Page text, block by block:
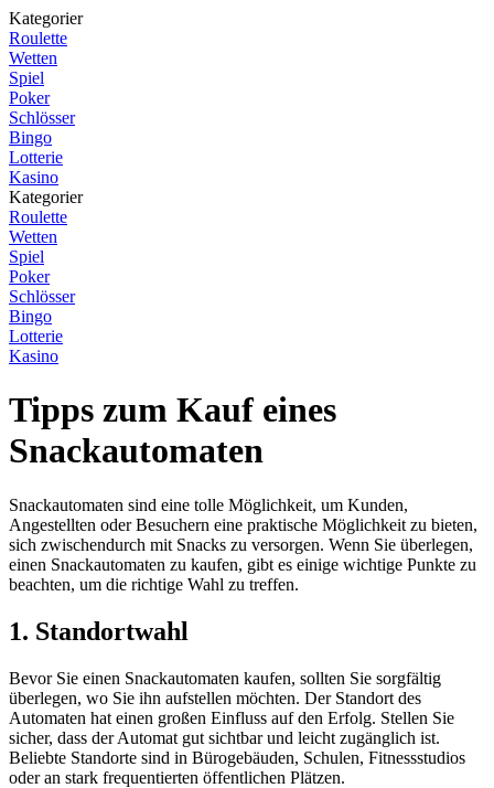
Kategorier
Roulette
Wetten
Spiel
Poker
Schlösser
Bingo
Lotterie
Kasino
Kategorier
Roulette
Wetten
Spiel
Poker
Schlösser
Bingo
Lotterie
Kasino
Tipps zum Kauf eines
Snackautomaten
Snackautomaten sind eine tolle Möglichkeit, um Kunden,
Angestellten oder Besuchern eine praktische Möglichkeit zu bieten,
sich zwischendurch mit Snacks zu versorgen. Wenn Sie überlegen,
einen Snackautomaten zu kaufen, gibt es einige wichtige Punkte zu
beachten, um die richtige Wahl zu treffen.
1. Standortwahl
Bevor Sie einen Snackautomaten kaufen, sollten Sie sorgfältig
überlegen, wo Sie ihn aufstellen möchten. Der Standort des
Automaten hat einen großen Einfluss auf den Erfolg. Stellen Sie
sicher, dass der Automat gut sichtbar und leicht zugänglich ist.
Beliebte Standorte sind in Bürogebäuden, Schulen, Fitnessstudios
oder an stark frequentierten öffentlichen Plätzen.